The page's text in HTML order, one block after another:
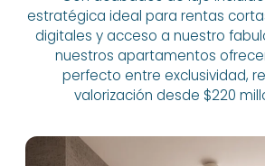
estratégica ideal para rentas
digitales y acceso a nuestro
nuestros apartamentos
perfecto entre exclusividad,
valorización desde $220